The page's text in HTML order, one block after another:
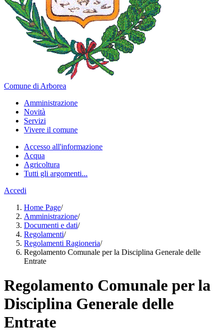
Comune di Arborea
Amministrazione
Novità
Servizi
Vivere il comune
Accesso all'informazione
Acqua
Agricoltura
Tutti gli argomenti...
Accedi
Home Page/
Amministrazione/
Documenti e dati/
Regolamenti/
Regolamenti Ragioneria/
Regolamento Comunale per la Disciplina Generale delle
Entrate
Regolamento Comunale per la
Disciplina Generale delle
Entrate